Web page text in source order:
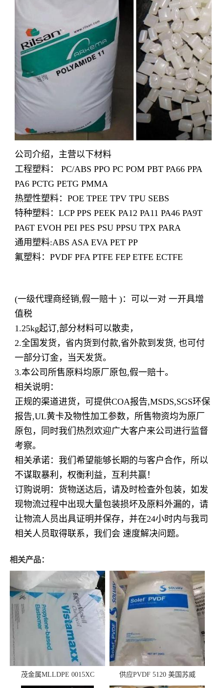
公司介绍，主营以下材料
工程塑料： PC/ABS PPO PC POM PBT PA66 PPA
PA6 PCTG PETG PMMA
热塑性塑料：POE TPEE TPV TPU SEBS
特种塑料：LCP PPS PEEK PA12 PA11 PA46 PA9T
PA6T EVOH PEI PES PSU PPSU TPX PARA
通用塑料:ABS ASA EVA PET PP
氟塑料：PVDF PFA PTFE FEP ETFE ECTFE
(一级代理商经销,假一赔十 )：可以一对 一开具增
值税
1.25kg起订,部分材料可以散卖，
2.全国发货，省内货到付款,省外款到发货, 也可付
一部分订金，当天发货。
3.本公司所售原料均原厂原包,假一赔十。
相关说明：
正规的渠道进货，可提供COA报告,MSDS,SGS环保
报告,UL黄卡及物性加工参数，所售物资均为原厂
原包，同时我们热烈欢迎广大客户来公司进行监督
考察。
相关承诺：我们希望能够长期的与客户合作，所以
不谋取暴利，权衡利益，互利共赢！
订购说明：货物送达后，请及时检查外包装，如发
现物流过程中出现大量包装损坏及原料外漏的，请
让物流人员出具证明并保存，并在24小时内与我司
相关人员取得联系，我们会 速度解决问题。
相关产品：
茂金属MLLDPE 0015XC
供应PVDF 5120 美国苏威